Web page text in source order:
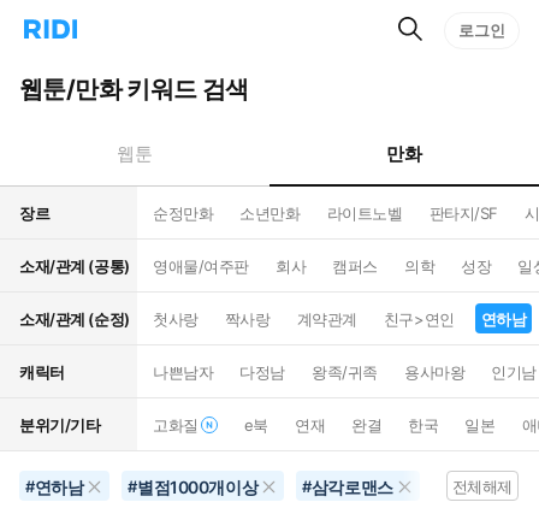
리
홈
으
턴
트
검
로그인
웹툰/만화 키워드 검색
웹툰 만화
장르 순정만화 소년만화 라이트노벨 판타지/SF
소재/관계 (공통) 영애물/여주판 회사 캠퍼스 의학 성장 일
소재/관계 (순정) 첫사랑 짝사랑 계약관계 친구>연인 연하남
캐릭터 나쁜남자 다정남 왕족/귀족 용사마왕 인기남
분위기/기타 고화질 e북 연재 완결 한국 일본
#연하남 #별점1000개이상 #삼각로맨스 전체해제